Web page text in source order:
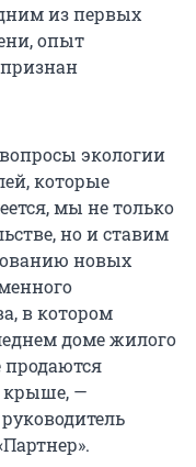
из первых
опыт
экологии
которые
мы не только
но и ставим
новых
в котором
доме жилого
крыше, —